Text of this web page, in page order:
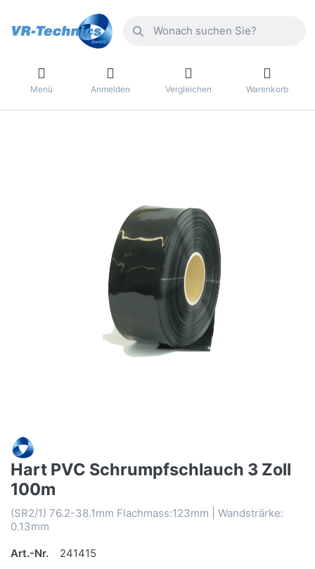
Menü Anmelden Vergleichen Warenkorb
Hart PVC Schrumpfschlauch 3 Zoll
100m
(SR2/1) 76.2-38.1mm Flachmass:123mm | Wandsträrke:
0.13mm
Art.-Nr.
241415